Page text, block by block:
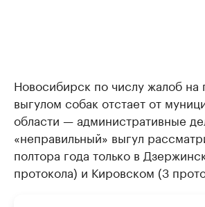
Новосибирск по числу жалоб
выгулом собак отстает от
области — административные
«неправильный» выгул
полтора года только в
протокола) и Кировском (3